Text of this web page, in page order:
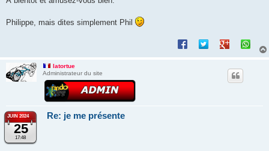
Philippe, mais dites simplement Phil
latortue
Administrateur du site
JUIN 2024
25
17:48
Re: je me présente